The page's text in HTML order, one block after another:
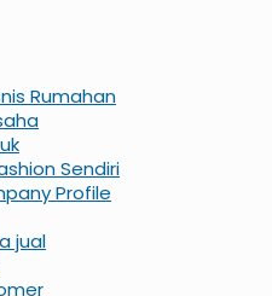
Rumahan
Sendiri
Profile
jual